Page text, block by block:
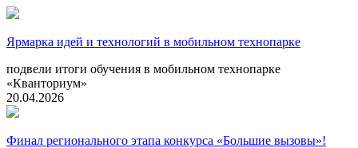
Ярмарка идей и технологий в мобильном технопарке
подвели итоги обучения в мобильном технопарке
«Кванториум»
20.04.2026
Финал регионального этапа конкурса «Большие вызовы»!